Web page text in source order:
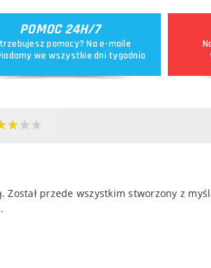
POMOC 24H/7
pomocy? Na e-maile
we wszystkie dni tygodnia
przede wszystkim stworzony z